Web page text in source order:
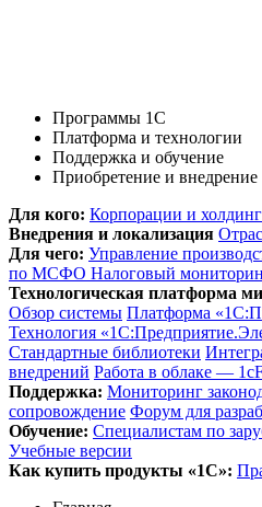
Программы 1С
Платформа и технологии
Поддержка и обучение
Приобретение и внедрение
Для кого: Корпорации и
Внедрения и локализация
Для чего: Управление
по МСФО Налоговый
Технологическая платформа
Обзор системы Платформа
Технология
Стандартные библиотеки
внедрений Работа в облаке —
Поддержка: Мониторинг
сопровождение Форум для
Обучение: Cпециалистам по
Учебные версии
Как купить продукты «1С»: